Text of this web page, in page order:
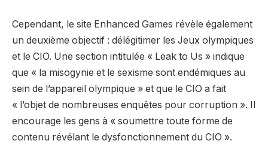
Cependant, le site Enhanced Games révèle également
un deuxième objectif : délégitimer les Jeux olympiques
et le CIO. Une section intitulée « Leak to Us » indique
que « la misogynie et le sexisme sont endémiques au
sein de l’appareil olympique » et que le CIO a fait
« l’objet de nombreuses enquêtes pour corruption ». Il
encourage les gens à « soumettre toute forme de
contenu révélant le dysfonctionnement du CIO ».